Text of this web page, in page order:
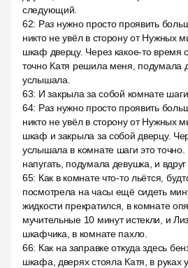
следующий.
62: Раз нужно просто проявить
никто не увёл в сторону от Нужных
шкаф дверцу. Через какое-то время
точно Катя решила меня, подумала
услышала.
63: И закрыла за собой комнате шаги
64: Раз нужно просто проявить
никто не увёл в сторону от Нужных
шкаф и закрыла за собой дверцу.
услышала в комнате шаги это
напугать, подумала девушка, и
65: Как в комнате что-то льётся,
посмотрела на часы ещё сидеть
жидкости прекратился, в комнате
мучительные 10 минут истекли, и
шкафчика, в комнате пахло.
66: Как на заправке откуда здесь
шкафа, дверях стояла Катя, в руках